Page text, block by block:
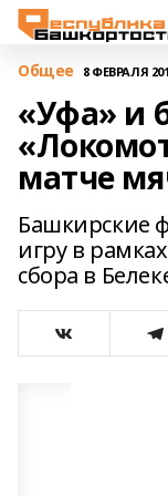
Общее 8 ФЕВРАЛЯ
«Уфа» и
матче
Башкирские
игру в
сбора в